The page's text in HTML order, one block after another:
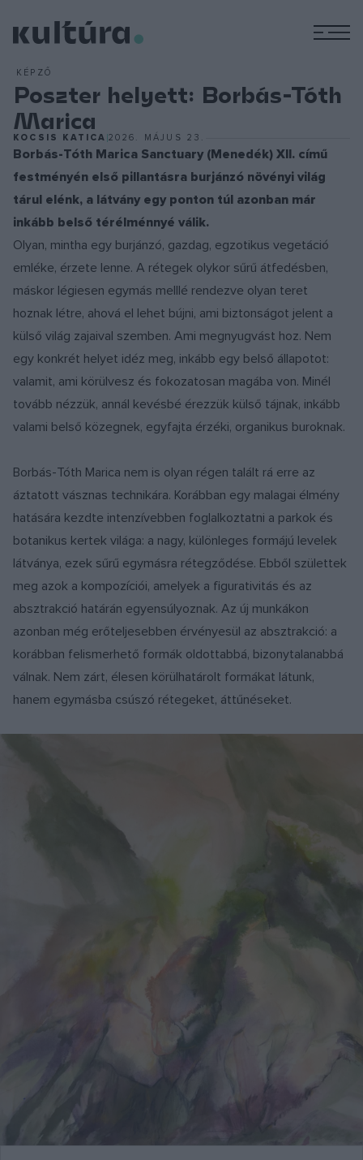
KÉPZŐ
Poszter helyett: Borbás-Tóth
Marica
KOCSIS KATICA 2026. MÁJUS 23.
Borbás-Tóth Marica Sanctuary (Menedék) XII. című
festményén első pillantásra burjánzó növényi világ
tárul elénk, a látvány egy ponton túl azonban már
inkább belső térélménnyé válik.
Olyan, mintha egy burjánzó, gazdag, egzotikus vegetáció
emléke, érzete lenne. A rétegek olykor sűrű átfedésben,
máskor légiesen egymás melllé rendezve olyan teret
hoznak létre, ahová el lehet bújni, ami biztonságot jelent a
külső világ zajaival szemben. Ami megnyugvást hoz. Nem
egy konkrét helyet idéz meg, inkább egy belső állapotot:
valamit, ami körülvesz és fokozatosan magába von. Minél
tovább nézzük, annál kevésbé érezzük külső tájnak, inkább
valami belső közegnek, egyfajta érzéki, organikus buroknak.
Borbás-Tóth Marica nem is olyan régen talált rá erre az
áztatott vásznas technikára. Korábban egy malagai élmény
hatására kezdte intenzívebben foglalkoztatni a parkok és
botanikus kertek világa: a nagy, különleges formájú levelek
látványa, ezek sűrű egymásra rétegződése. Ebből születtek
meg azok a kompozíciói, amelyek a figurativitás és az
absztrakció határán egyensúlyoznak. Az új munkákon
azonban még erőteljesebben érvényesül az absztrakció: a
korábban felismerhető formák oldottabbá, bizonytalanabbá
válnak. Nem zárt, élesen körülhatárolt formákat látunk,
hanem egymásba csúszó rétegeket, áttűnéseket.